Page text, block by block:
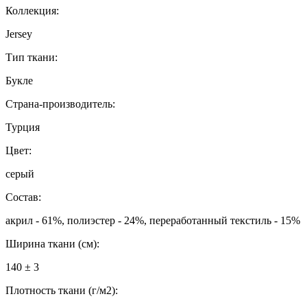
Коллекция:
Jersey
Тип ткани:
Букле
Страна-производитель:
Турция
Цвет:
серый
Состав:
акрил - 61%, полиэстер - 24%, переработанный текстиль - 15%
Ширина ткани (см):
140 ± 3
Плотность ткани (г/м2):